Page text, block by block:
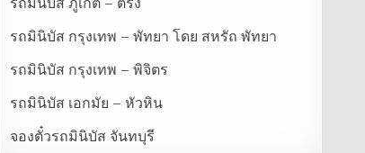
รถมินิบัส ภูเก็ต – ตรัง
รถมินิบัส กรุงเทพ – พัทยา โดย สหรัถ พัทยา
รถมินิบัส กรุงเทพ – พิจิตร
รถมินิบัส เอกมัย – หัวหิน
จองตั๋วรถมินิบัส จันทบุรี